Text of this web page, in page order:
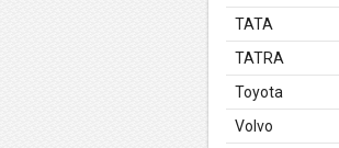
TATA
TATRA
Toyota
Volvo